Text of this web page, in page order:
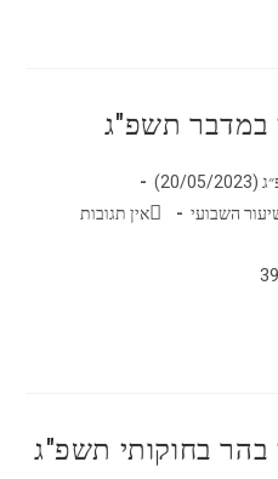
במדבר תשפ"ג
השבועי אין תגובות
בהר בחוקותי תשפ"ג